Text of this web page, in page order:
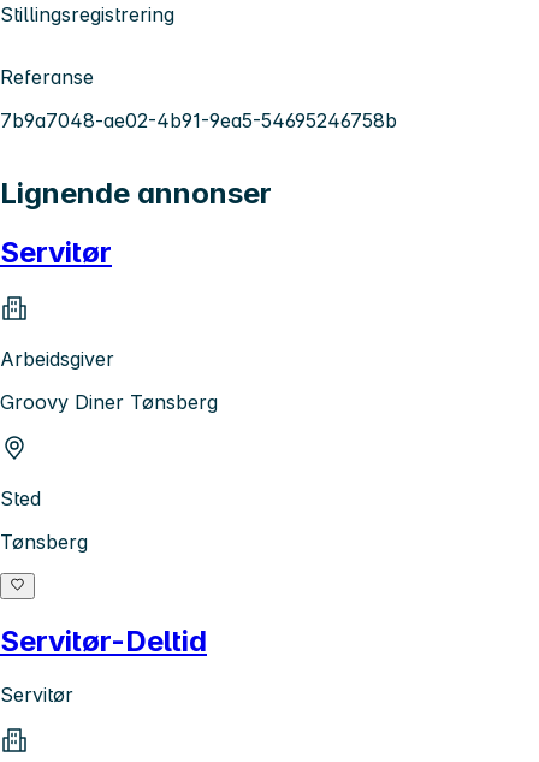
Stillingsregistrering
Referanse
7b9a7048-ae02-4b91-9ea5-54695246758b
Lignende annonser
Servitør
Arbeidsgiver
Groovy Diner Tønsberg
Sted
Tønsberg
Servitør-Deltid
Servitør